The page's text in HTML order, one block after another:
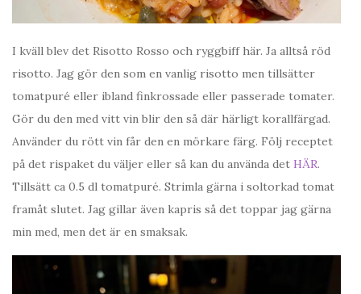
I kväll blev det Risotto Rosso och ryggbiff här. Ja alltså röd
risotto. Jag gör den som en vanlig risotto men tillsätter
tomatpuré eller ibland finkrossade eller passerade tomater.
Gör du den med vitt vin blir den så där härligt korallfärgad.
Använder du rött vin får den en mörkare färg. Följ receptet
på det rispaket du väljer eller så kan du använda det HÄR.
Tillsätt ca 0.5 dl tomatpuré. Strimla gärna i soltorkad tomat
framåt slutet. Jag gillar även kapris så det toppar jag gärna
min med, men det är en smaksak.